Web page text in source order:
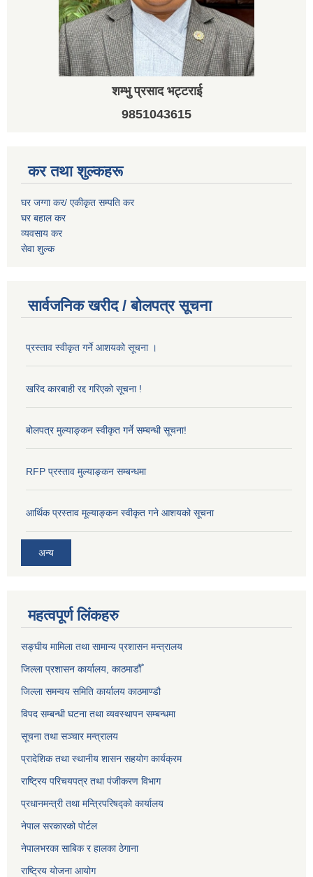
शम्भु प्रसाद भट्टराई
9851043615
कर तथा शुल्कहरू
घर जग्गा कर/ एकीकृत सम्पति कर
घर बहाल कर
व्यवसाय कर
सेवा शुल्क
सार्वजनिक खरीद / बोलपत्र सूचना
प्रस्ताव स्वीकृत गर्ने आशयको सूचना ।
खरिद कारबाही रद्द गरिएको सूचना !
बोलपत्र मुल्याङ्कन स्वीकृत गर्ने सम्बन्धी सूचना!
RFP प्रस्ताव मुल्याङ्कन सम्बन्धमा
आर्थिक प्रस्ताव मूल्याङ्कन स्वीकृत गने आशयको सूचना
अन्य
महत्वपूर्ण लिंकहरु
सङ्‍घीय मामिला तथा सामान्य प्रशासन मन्त्रालय
जिल्ला प्रशासन कार्यालय, काठमाडौँ
जिल्ला समन्वय समिति कार्यालय काठमाण्ड‌ौ
विपद सम्बन्धी घटना तथा व्यवस्थापन सम्बन्धमा
सूचना तथा सञ्चार मन्त्रालय
प्रादेशिक तथा स्थानीय शासन सहयोग कार्यक्रम
राष्ट्रिय परिचयपत्र तथा पंजीकरण विभाग
प्रधानमन्त्री तथा मन्त्रिपरिषद्को कार्यालय
नेपाल सरकारको पोर्टल
नेपालभरका साबिक र हालका ठेगाना
राष्ट्रिय योजना आयोग